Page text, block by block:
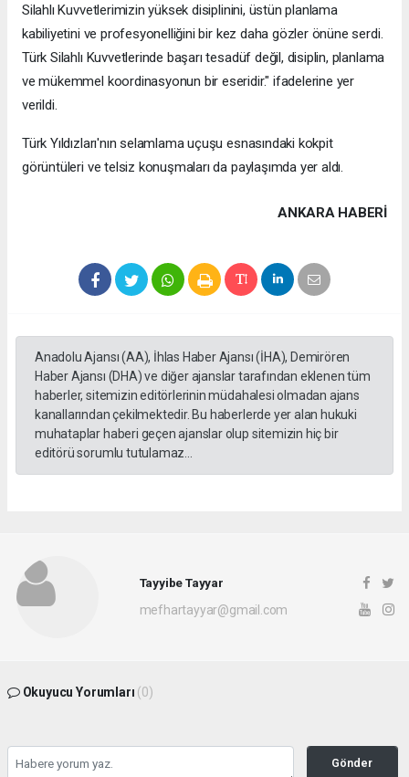
Silahlı Kuvvetlerimizin yüksek disiplinini, üstün planlama
kabiliyetini ve profesyonelliğini bir kez daha gözler önüne serdi.
Türk Silahlı Kuvvetlerinde başarı tesadüf değil, disiplin, planlama
ve mükemmel koordinasyonun bir eseridir." ifadelerine yer
verildi.
Türk Yıldızları'nın selamlama uçuşu esnasındaki kokpit
görüntüleri ve telsiz konuşmaları da paylaşımda yer aldı.
ANKARA HABERİ
Anadolu Ajansı (AA), İhlas Haber Ajansı (İHA), Demirören
Haber Ajansı (DHA) ve diğer ajanslar tarafından eklenen tüm
haberler, sitemizin editörlerinin müdahalesi olmadan ajans
kanallarından çekilmektedir. Bu haberlerde yer alan hukuki
muhataplar haberi geçen ajanslar olup sitemizin hiç bir
editörü sorumlu tutulamaz...
Tayyibe Tayyar
mefhartayyar@gmail.com
Okuyucu Yorumları (0)
Gönder